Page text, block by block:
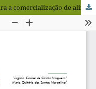
Covid-19: impactos e estratégias para a comercialização de alimentos da agricultura familiar no DF